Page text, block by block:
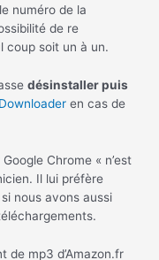
numéro de la
de re
coup soit un à un.
désinstaller puis
en cas de
Chrome « n’est
Il lui préfère
nous avons aussi
de mp3 d’Amazon.fr